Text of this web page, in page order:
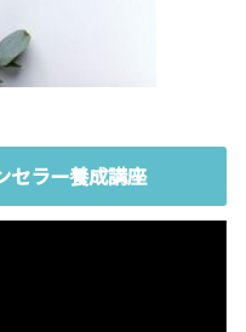
セラー養成講座